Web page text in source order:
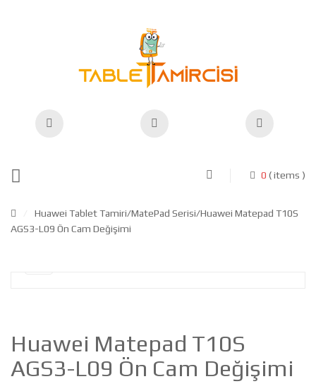
0 ( items )
Huawei Tablet Tamiri/MatePad Serisi/Huawei Matepad T10S
AGS3-L09 Ön Cam Değişimi
Huawei Matepad T10S
AGS3-L09 Ön Cam Değişimi